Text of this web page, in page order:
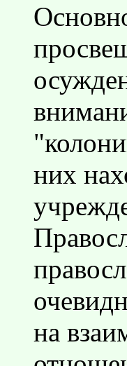
них
на